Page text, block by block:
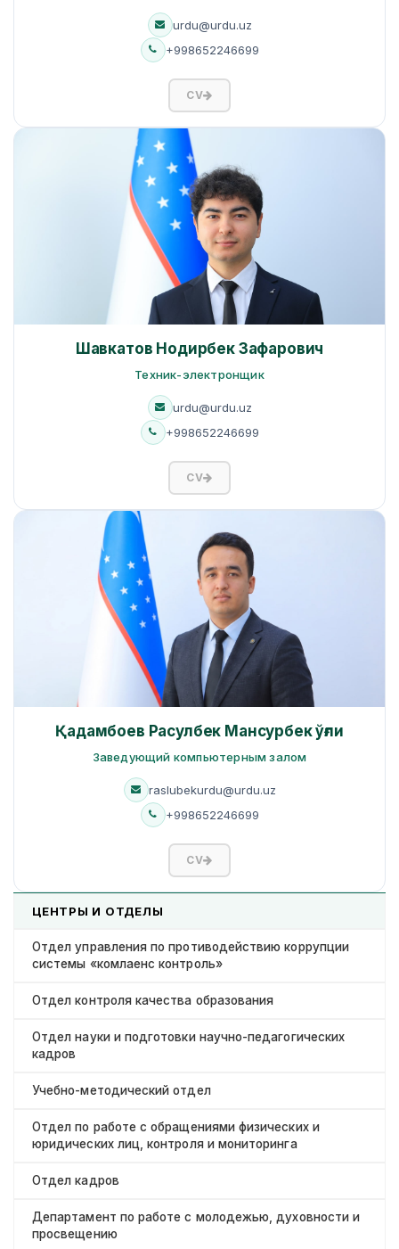
urdu@urdu.uz
+998652246699
CV
Шавкатов Нодирбек Зафарович
Техник-электронщик
urdu@urdu.uz
+998652246699
CV
Қадамбоев Расулбек Мансурбек ўғли
Заведующий компьютерным залом
raslubekurdu@urdu.uz
+998652246699
CV
ЦЕНТРЫ И ОТДЕЛЫ
Отдел управления по противодействию коррупции
системы «комлаенс контроль»
Отдел контроля качества образования
Отдел науки и подготовки научно-педагогических
кадров
Учебно-методический отдел
Отдел по работе с обращениями физических и
юридических лиц, контроля и мониторинга
Отдел кадров
Департамент по работе с молодежью, духовности и
просвещению